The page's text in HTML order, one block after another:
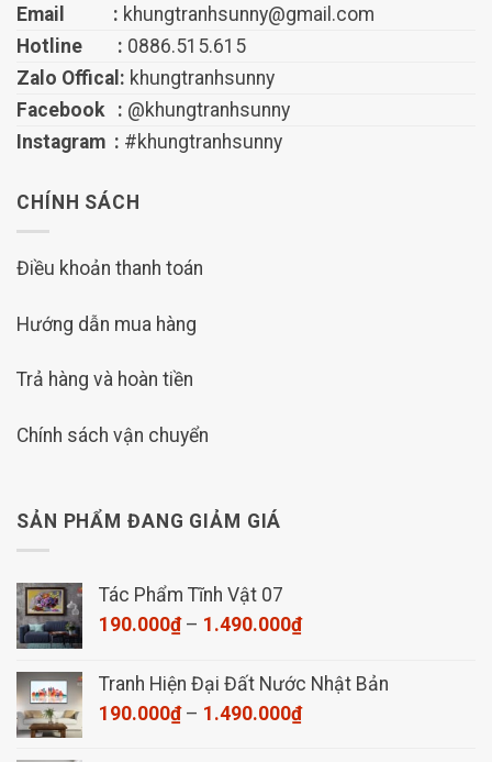
Email : khungtranhsunny@gmail.com
Hotline : 0886.515.615
Zalo Offical: khungtranhsunny
Facebook : @khungtranhsunny
Instagram : #khungtranhsunny
CHÍNH SÁCH
Điều khoản thanh toán
Hướng dẫn mua hàng
Trả hàng và hoàn tiền
Chính sách vận chuyển
SẢN PHẨM ĐANG GIẢM GIÁ
Tác Phẩm Tĩnh Vật 07
190.000₫ – 1.490.000₫Khoảng
từ
190.000₫
Tranh Hiện Đại Đất Nước Nhật Bản
190.000₫ – 1.490.000₫Khoảng